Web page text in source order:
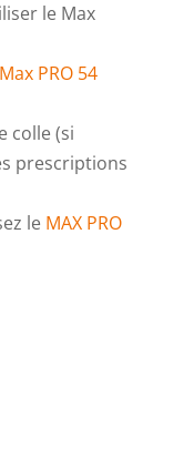
le Max
Max PRO 54
colle (si
prescriptions
le MAX PRO